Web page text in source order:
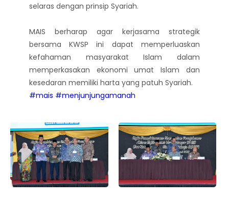
selaras dengan prinsip Syariah.
MAIS berharap agar kerjasama strategik
bersama KWSP ini dapat memperluaskan
kefahaman masyarakat Islam dalam
memperkasakan ekonomi umat Islam dan
kesedaran memiliki harta yang patuh Syariah.
#mais #menjunjungamanah